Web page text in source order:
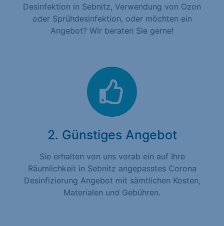
Desinfektion in Sebnitz, Verwendung von Ozon
oder Sprühdesinfektion, oder möchten ein
Angebot? Wir beraten Sie gerne!
2. Günstiges Angebot
Sie erhalten von uns vorab ein auf Ihre
Räumlichkeit in Sebnitz angepasstes Corona
Desinfizierung Angebot mit sämtlichen Kosten,
Materialen und Gebühren.